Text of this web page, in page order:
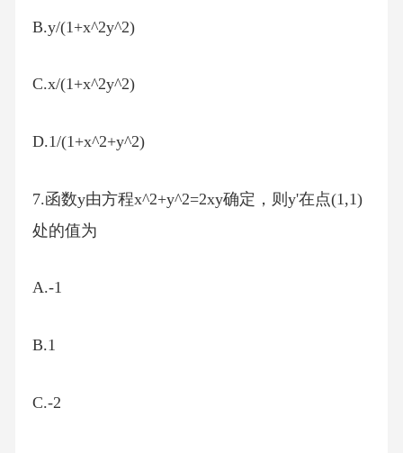
B.y/(1+x^2y^2)
C.x/(1+x^2y^2)
D.1/(1+x^2+y^2)
7.函数y由方程x^2+y^2=2xy确定，则y'在点(1,1)
处的值为
A.-1
B.1
C.-2